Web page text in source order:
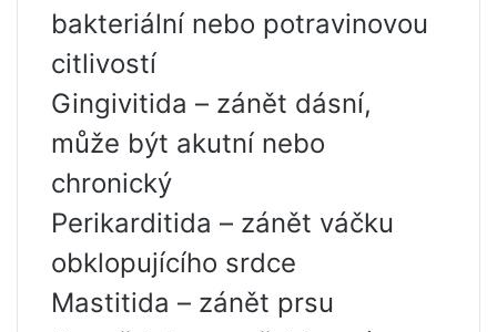
bakteriální nebo potravinovou
citlivostí
Gingivitida – zánět dásní,
může být akutní nebo
chronický
Perikarditida – zánět váčku
obklopujícího srdce
Mastitida – zánět prsu